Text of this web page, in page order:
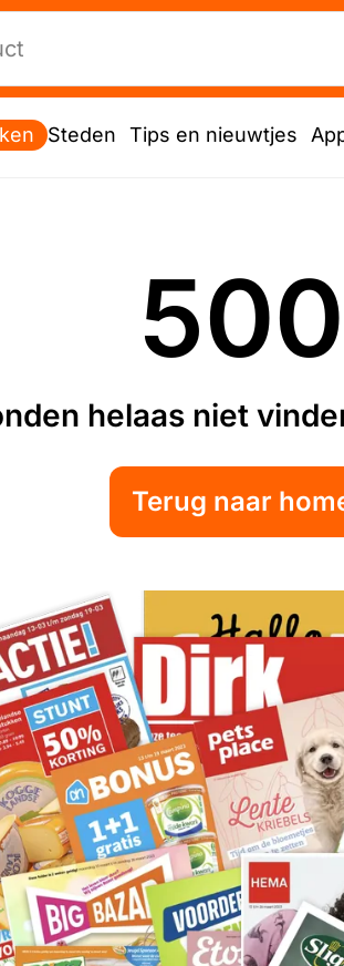
Steden Tips en nieuwtjes
500
helaas niet
Terug naar